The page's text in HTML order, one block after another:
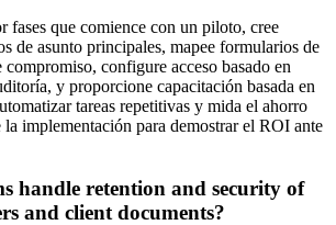
fases que comience con un piloto, cree
de asunto principales, mapee formularios de
configure acceso basado en
y proporcione capacitación basada en
tareas repetitivas y mida el ahorro
la implementación para demostrar el ROI ante
handle retention and security of
and client documents?